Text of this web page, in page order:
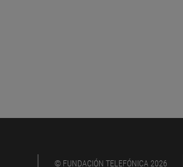
© FUNDACIÓN TELEFÓNICA 2026